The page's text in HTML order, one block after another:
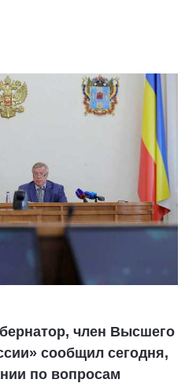
член Высшего
сообщил сегодня,
по вопросам